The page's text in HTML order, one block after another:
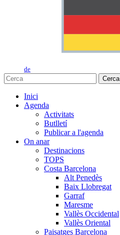
de
Cerca
Inici
Agenda
Activitats
Butlletí
Publicar a l'agenda
On anar
Destinacions
TOPS
Costa Barcelona
Alt Penedès
Baix Llobregat
Garraf
Maresme
Vallès Occidental
Vallès Oriental
Paisatges Barcelona